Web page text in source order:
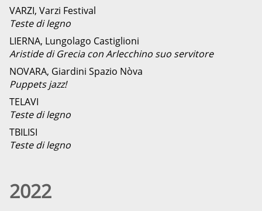
VARZI, Varzi Festival
Teste di legno
LIERNA, Lungolago Castiglioni
Aristide di Grecia con Arlecchino suo servitore
NOVARA, Giardini Spazio Nòva
Puppets jazz!
TELAVI
Teste di legno
TBILISI
Teste di legno
2022